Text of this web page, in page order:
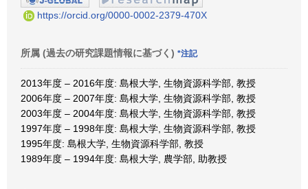
https://orcid.org/0000-0002-2379-470X
所属 (過去の研究課題情報に基づく) *注記
2013年度 – 2016年度: 島根大学, 生物資源科学部, 教授
2006年度 – 2007年度: 島根大学, 生物資源科学部, 教授
2003年度 – 2004年度: 島根大学, 生物資源科学部, 教授
1997年度 – 1998年度: 島根大学, 生物資源科学部, 教授
1995年度: 島根大学, 生物資源科学部, 教授
1989年度 – 1994年度: 島根大学, 農学部, 助教授